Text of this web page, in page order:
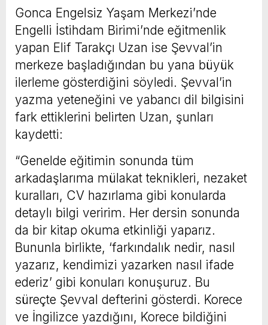
Gonca Engelsiz Yaşam Merkezi’nde
Engelli İstihdam Birimi’nde eğitmenlik
yapan Elif Tarakçı Uzan ise Şevval’in
merkeze başladığından bu yana büyük
ilerleme gösterdiğini söyledi. Şevval’in
yazma yeteneğini ve yabancı dil bilgisini
fark ettiklerini belirten Uzan, şunları
kaydetti:
“Genelde eğitimin sonunda tüm
arkadaşlarıma mülakat teknikleri, nezaket
kuralları, CV hazırlama gibi konularda
detaylı bilgi veririm. Her dersin sonunda
da bir kitap okuma etkinliği yaparız.
Bununla birlikte, ‘farkındalık nedir, nasıl
yazarız, kendimizi yazarken nasıl ifade
ederiz’ gibi konuları konuşuruz. Bu
süreçte Şevval defterini gösterdi. Korece
ve İngilizce yazdığını, Korece bildiğini